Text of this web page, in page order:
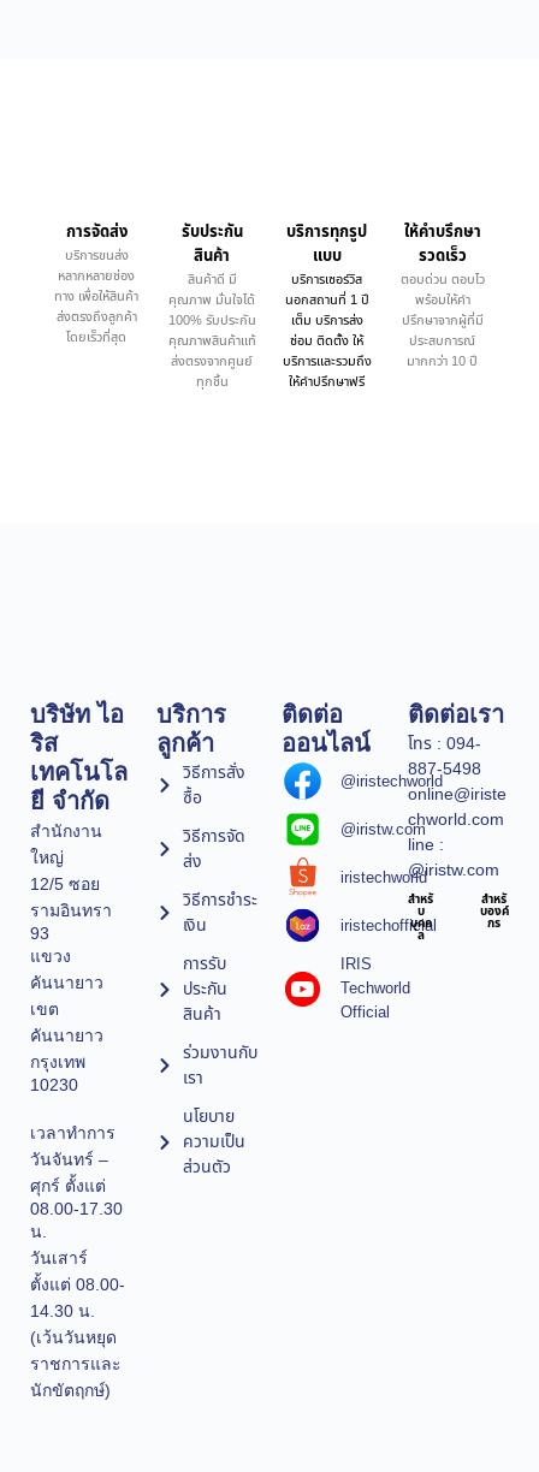
การจัดส่ง
บริการขนส่ง
หลากหลายช่อง
ทาง เพื่อให้สินค้า
ส่งตรงถึงลูกค้า
โดยเร็วที่สุด
รับประกัน
สินค้า
สินค้าดี มี
คุณภาพ มั่นใจได้
100% รับประกัน
คุณภาพสินค้าแท้
ส่งตรงจากศูนย์
ทุกชิ้น
บริการทุกรูป
แบบ
บริการเซอร์วิส
นอกสถานที่ 1 ปี
เต็ม บริการส่ง
ซ่อม ติดตั้ง ให้
บริการและรวมถึง
ให้คำปรึกษาฟรี
ให้คำบรึกษา
รวดเร็ว
ตอบด่วน ตอบไว
พร้อมให้คำ
ปรึกษาจากผู้ที่มี
ประสบการณ์
มากกว่า 10 ปี
บริษัท ไอ
ริส
เทคโนโล
ยี จำกัด
สำนักงาน
ใหญ่
12/5 ซอย
รามอินทรา
93
แขวง
คันนายาว
เขต
คันนายาว
กรุงเทพ
10230
เวลาทำการ
วันจันทร์ –
ศุกร์ ตั้งแต่
08.00-17.30
น.
วันเสาร์
ตั้งแต่ 08.00-
14.30 น.
(เว้นวันหยุด
ราชการและ
นักขัตฤกษ์)
บริการ
ลูกค้า
วิธีการสั่ง
ซื้อ
วิธีการจัด
ส่ง
วิธีการชำระ
เงิน
การรับ
ประกัน
สินค้า
ร่วมงานกับ
เรา
นโยบาย
ความเป็น
ส่วนตัว
ติดต่อ
ออนไลน์
@iristechworld
@iristw.com
iristechworld
iristechofficial
IRIS
Techworld
Official
ติดต่อเรา
โทร : 094-
887-5498
online@iriste
chworld.com
line :
@iristw.com
สำหรั
บ
บุคค
ล
สำหรั
บองค์
กร